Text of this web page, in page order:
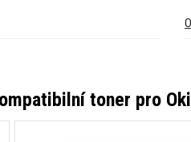
toner pro